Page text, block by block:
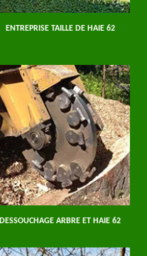
ENTREPRISE TAILLE DE HAIE 62
DESSOUCHAGE ARBRE ET HAIE 62